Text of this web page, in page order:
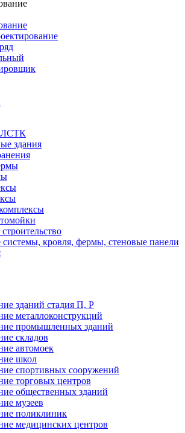
ЛСТК
здания
кровля, фермы, стеновые панели
зданий стадия П, Р
металлоконструкций
промышленных зданий
складов
автомоек
школ
спортивных сооружений
торговых центров
общественных зданий
музеев
поликлиник
медицинских центров